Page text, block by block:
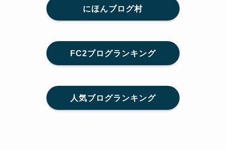
にほんブログ村
FC2ブログランキング
人気ブログランキング